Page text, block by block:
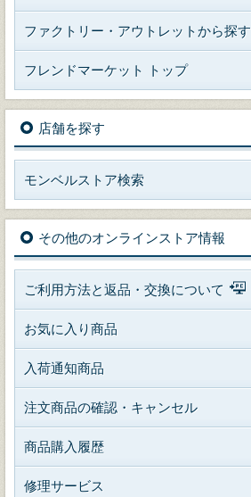
ファクトリー・アウトレットから探す
フレンドマーケット トップ
店舗を探す
モンベルストア検索
その他のオンラインストア情報
ご利用方法と返品・交換について
お気に入り商品
入荷通知商品
注文商品の確認・キャンセル
商品購入履歴
修理サービス